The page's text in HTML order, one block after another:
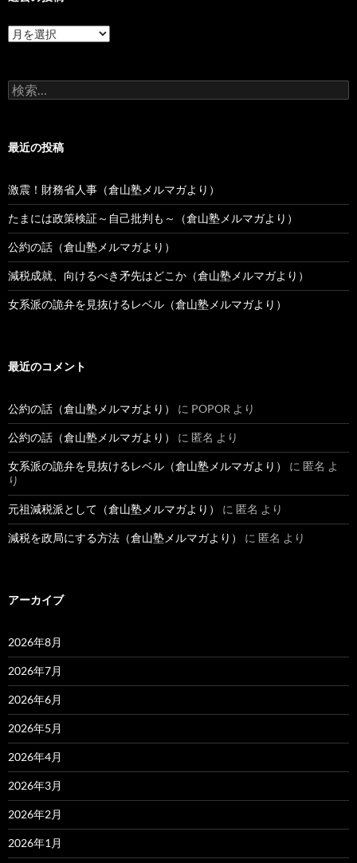
過
去
稿
検
索:
最近の投稿
激震！財務省人事（倉山塾メルマガより）
たまには政策検証～自己批判も～（倉山塾メルマガより）
公約の話（倉山塾メルマガより）
減税成就、向けるべき矛先はどこか（倉山塾メルマガより）
女系派の詭弁を見抜けるレベル（倉山塾メルマガより）
最近のコメント
公約の話（倉山塾メルマガより） に POPOR より
公約の話（倉山塾メルマガより） に 匿名 より
女系派の詭弁を見抜けるレベル（倉山塾メルマガより） に 匿名 よ
り
元祖減税派として（倉山塾メルマガより） に 匿名 より
減税を政局にする方法（倉山塾メルマガより） に 匿名 より
アーカイブ
2026年8月
2026年7月
2026年6月
2026年5月
2026年4月
2026年3月
2026年2月
2026年1月